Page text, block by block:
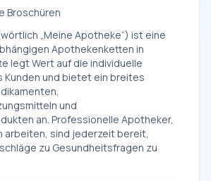
Broschüren
„Meine Apotheke“) ist eine
Apothekenketten in
legt Wert auf die individuelle
Kunden und bietet ein breites
und
an. Professionelle Apotheker,
arbeiten, sind jederzeit bereit,
zu Gesundheitsfragen zu